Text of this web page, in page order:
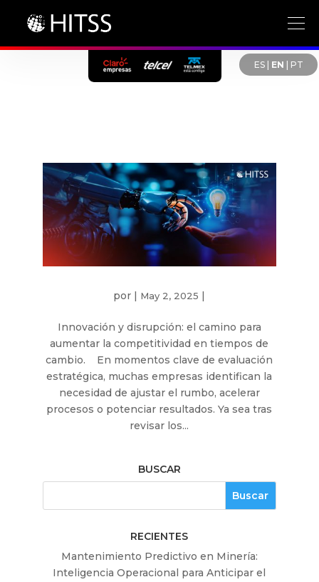
ES| EN PT
por | May 2, 2025 |
Innovación y disrupción: el camino para
aumentar la competitividad en tiempos de
cambio. En momentos clave de evaluación
estratégica, muchas empresas identifican la
necesidad de ajustar el rumbo, acelerar
procesos o potenciar resultados. Ya sea tras
revisar los...
BUSCAR
RECIENTES
Mantenimiento Predictivo en Minería:
Inteligencia Operacional para Anticipar el